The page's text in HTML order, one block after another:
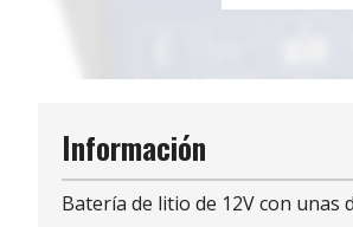
Información
Batería de litio de 12V con unas